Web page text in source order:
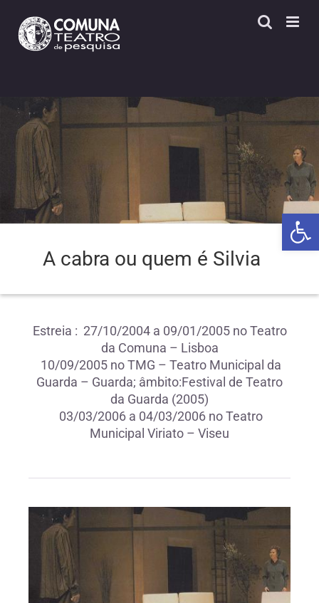
content
A cabra ou quem é Silvia
Estreia : 27/10/2004 a 09/01/2005 no Teatro
da Comuna – Lisboa
10/09/2005 no TMG – Teatro Municipal da
Guarda – Guarda; âmbito:Festival de Teatro
da Guarda (2005)
03/03/2006 a 04/03/2006 no Teatro
Municipal Viriato – Viseu